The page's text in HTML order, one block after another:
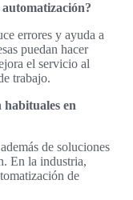
errores y ayuda a
puedan hacer
el servicio al
trabajo.
habituales en
de soluciones
En la industria,
de